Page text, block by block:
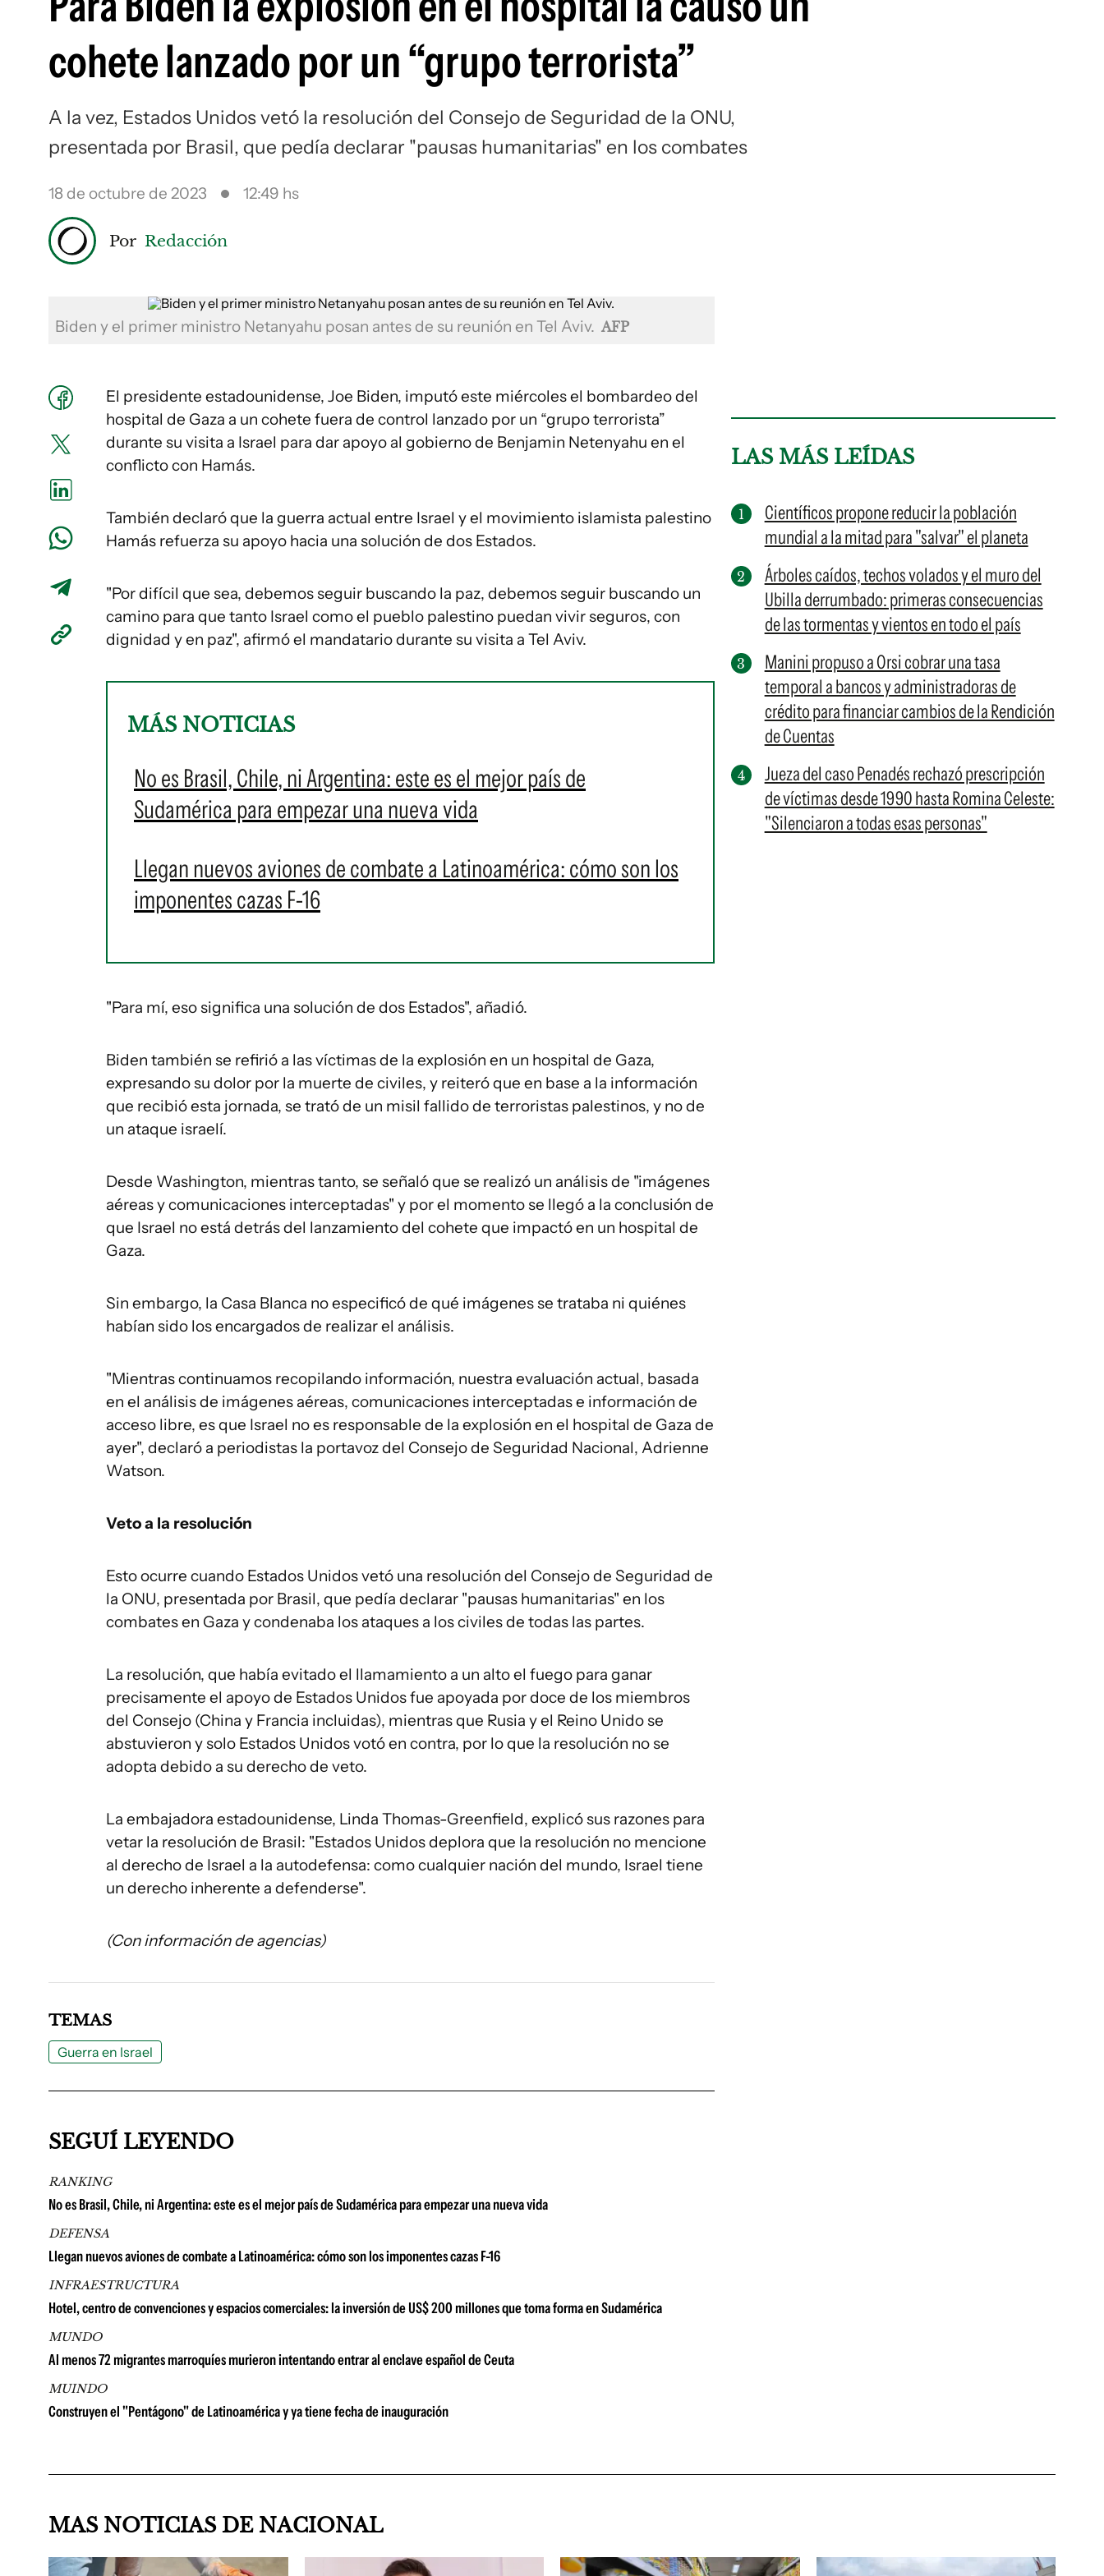
cohete lanzado por un “grupo terrorista”
A la vez, Estados Unidos vetó la resolución del Consejo de Seguridad de la ONU,
presentada por Brasil, que pedía declarar "pausas humanitarias" en los combates
18 de octubre de 2023 12:49 hs
Por Redacción
Biden y el primer ministro Netanyahu posan antes de su reunión en Tel Aviv. AFP
El presidente estadounidense, Joe Biden, imputó este miércoles el bombardeo del
hospital de Gaza a un cohete fuera de control lanzado por un “grupo terrorista”
durante su visita a Israel para dar apoyo al gobierno de Benjamin Netenyahu en el
conflicto con Hamás.
También declaró que la guerra actual entre Israel y el movimiento islamista palestino
Hamás refuerza su apoyo hacia una solución de dos Estados.
"Por difícil que sea, debemos seguir buscando la paz, debemos seguir buscando un
camino para que tanto Israel como el pueblo palestino puedan vivir seguros, con
dignidad y en paz", afirmó el mandatario durante su visita a Tel Aviv.
MÁS NOTICIAS
No es Brasil, Chile, ni Argentina: este es el mejor país de
Sudamérica para empezar una nueva vida
Llegan nuevos aviones de combate a Latinoamérica: cómo son los
imponentes cazas F-16
"Para mí, eso significa una solución de dos Estados", añadió.
Biden también se refirió a las víctimas de la explosión en un hospital de Gaza,
expresando su dolor por la muerte de civiles, y reiteró que en base a la información
que recibió esta jornada, se trató de un misil fallido de terroristas palestinos, y no de
un ataque israelí.
Desde Washington, mientras tanto, se señaló que se realizó un análisis de "imágenes
aéreas y comunicaciones interceptadas" y por el momento se llegó a la conclusión de
que Israel no está detrás del lanzamiento del cohete que impactó en un hospital de
Gaza.
Sin embargo, la Casa Blanca no especificó de qué imágenes se trataba ni quiénes
habían sido los encargados de realizar el análisis.
"Mientras continuamos recopilando información, nuestra evaluación actual, basada
en el análisis de imágenes aéreas, comunicaciones interceptadas e información de
acceso libre, es que Israel no es responsable de la explosión en el hospital de Gaza de
ayer", declaró a periodistas la portavoz del Consejo de Seguridad Nacional, Adrienne
Watson.
Veto a la resolución
Esto ocurre cuando Estados Unidos vetó una resolución del Consejo de Seguridad de
la ONU, presentada por Brasil, que pedía declarar "pausas humanitarias" en los
combates en Gaza y condenaba los ataques a los civiles de todas las partes.
La resolución, que había evitado el llamamiento a un alto el fuego para ganar
precisamente el apoyo de Estados Unidos fue apoyada por doce de los miembros
del Consejo (China y Francia incluidas), mientras que Rusia y el Reino Unido se
abstuvieron y solo Estados Unidos votó en contra, por lo que la resolución no se
adopta debido a su derecho de veto.
La embajadora estadounidense, Linda Thomas-Greenfield, explicó sus razones para
vetar la resolución de Brasil: "Estados Unidos deplora que la resolución no mencione
al derecho de Israel a la autodefensa: como cualquier nación del mundo, Israel tiene
un derecho inherente a defenderse".
(Con información de agencias)
LAS MÁS LEÍDAS
Científicos propone reducir la población
mundial a la mitad para "salvar" el planeta
Árboles caídos, techos volados y el muro del
Ubilla derrumbado: primeras consecuencias
de las tormentas y vientos en todo el país
Manini propuso a Orsi cobrar una tasa
temporal a bancos y administradoras de
crédito para financiar cambios de la Rendición
de Cuentas
Jueza del caso Penadés rechazó prescripción
de víctimas desde 1990 hasta Romina Celeste:
"Silenciaron a todas esas personas"
TEMAS
Guerra en Israel
SEGUÍ LEYENDO
RANKING
No es Brasil, Chile, ni Argentina: este es el mejor país de Sudamérica para empezar una nueva vida
DEFENSA
Llegan nuevos aviones de combate a Latinoamérica: cómo son los imponentes cazas F-16
INFRAESTRUCTURA
Hotel, centro de convenciones y espacios comerciales: la inversión de US$ 200 millones que toma forma en Sudamérica
MUNDO
Al menos 72 migrantes marroquíes murieron intentando entrar al enclave español de Ceuta
MUINDO
Construyen el "Pentágono" de Latinoamérica y ya tiene fecha de inauguración
MAS NOTICIAS DE NACIONAL